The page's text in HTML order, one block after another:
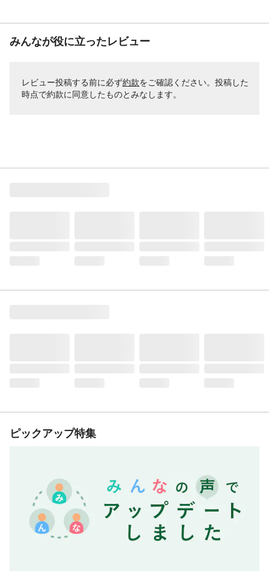
みんなが役に立ったレビュー
レビュー投稿する前に必ず約款をご確認ください。投稿した
時点で約款に同意したものとみなします。
ピックアップ特集